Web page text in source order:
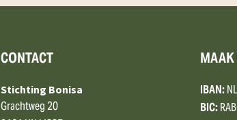
CONTACT
Stichting Bonisa
Grachtweg 20
IBAN:
BIC: